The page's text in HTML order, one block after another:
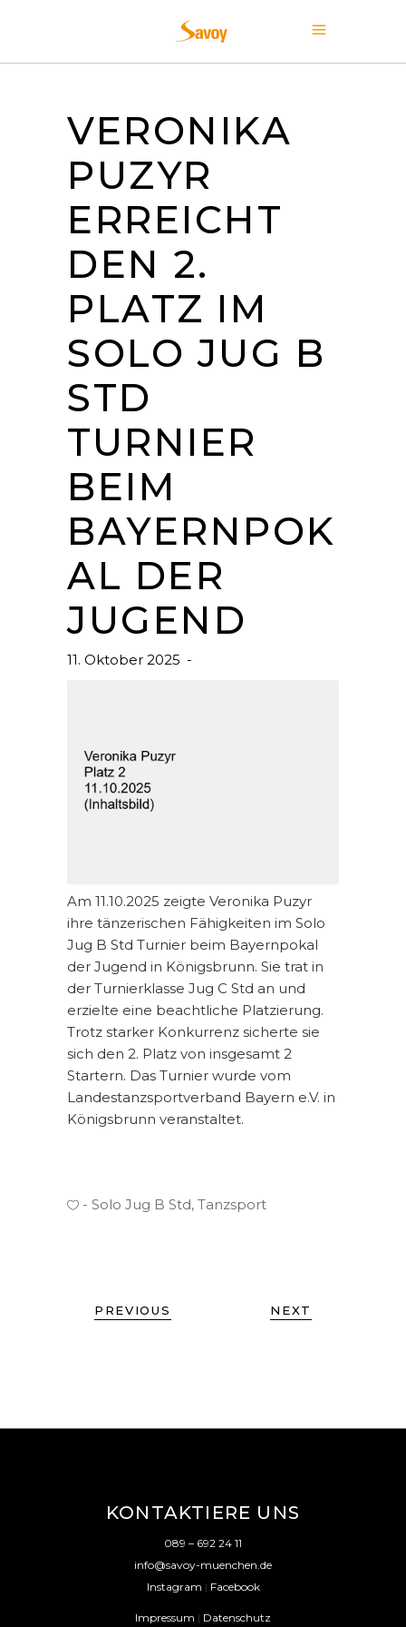
VERONIKA
PUZYR
ERREICHT
DEN 2.
PLATZ IM
SOLO JUG B
STD
TURNIER
BEIM
BAYERNPOK
AL DER
JUGEND
11. Oktober 2025
Am 11.10.2025 zeigte Veronika Puzyr
ihre tänzerischen Fähigkeiten im Solo
Jug B Std Turnier beim Bayernpokal
der Jugend in Königsbrunn. Sie trat in
der Turnierklasse Jug C Std an und
erzielte eine beachtliche Platzierung.
Trotz starker Konkurrenz sicherte sie
sich den 2. Platz von insgesamt 2
Startern. Das Turnier wurde vom
Landestanzsportverband Bayern e.V. in
Königsbrunn veranstaltet.
Solo Jug B Std, Tanzsport
PREVIOUS NEXT
KONTAKTIERE UNS
089 – 692 24 11
info@savoy-muenchen.de
Instagram | Facebook
Impressum | Datenschutz